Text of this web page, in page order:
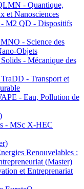
- Quantique,
et Nanosciences
M2 QD - Dispositifs
- Science des
Objets
- Mécanique des
- Transport et
- Eau, Pollution de
- MSc X-HEC
Renouvelables :
(Master)
et Entreprenariat